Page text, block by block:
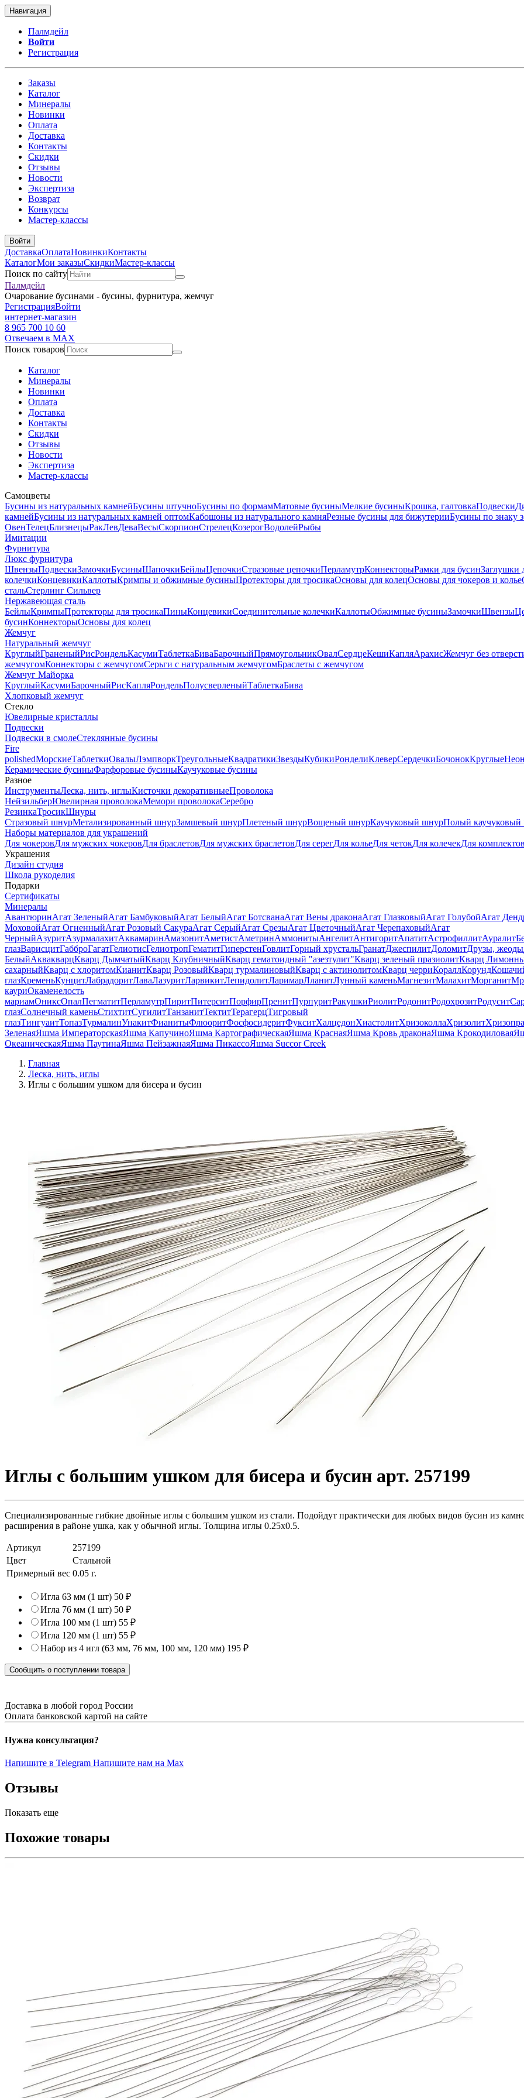
Навигация
Палмдейл
Войти
Регистрация
Заказы
Каталог
Минералы
Новинки
Оплата
Доставка
Контакты
Скидки
Отзывы
Новости
Экспертиза
Возврат
Конкурсы
Мастер-классы
Войти
ДоставкаОплатаНовинкиКонтакты
КаталогМои заказыСкидкиМастер-классы
Поиск по сайту
Палмдейл
Очарование бусинами - бусины, фурнитура, жемчуг
РегистрацияВойти
интернет-магазин
8 965 700 10 60
Отвечаем в MAX
Поиск товаров
Каталог
Минералы
Новинки
Оплата
Доставка
Контакты
Скидки
Отзывы
Новости
Экспертиза
Мастер-классы
Самоцветы
Бусины из натуральных камнейБусины штучноБусины по формамМатовые бусиныМелкие бусиныКрошка, галтовкаПодвески
камнейБусины из натуральных камней оптомКабошоны из натурального камняРезные бусины для бижутерииБусины по знаку
ОвенТелецБлизнецыРакЛевДеваВесыСкорпионСтрелецКозерогВодолейРыбы
Имитации
Фурнитура
Люкс фурнитура
ШвензыПодвескиЗамочкиБусиныШапочкиБейлыЦепочкиСтразовые цепочкиПерламутрКоннекторыРамки для бусинЗаглушки
колечкиКонцевикиКаллотыКримпы и обжимные бусиныПротекторы для тросикаОсновы для колецОсновы для чокеров и колье
стальСтерлинг Сильвер
Нержавеющая сталь
БейлыКримпыПротекторы для тросикаПиныКонцевикиСоединительные колечкиКаллотыОбжимные бусиныЗамочкиШвензы
бусинКоннекторыОсновы для колец
Жемчуг
Натуральный жемчуг
КруглыйГраненыйРисРондельКасумиТаблеткаБиваБарочныйПрямоугольникОвалСердцеКешиКапляАрахисЖемчуг без
жемчугомКоннекторы с жемчугомСерьги с натуральным жемчугомБраслеты с жемчугом
Жемчуг Майорка
КруглыйКасумиБарочныйРисКапляРондельПолусверленыйТаблеткаБива
Хлопковый жемчуг
Стекло
Ювелирные кристаллы
Подвески
Подвески в смолеСтеклянные бусины
Fire
polishedМорскиеТаблеткиОвалыЛэмпворкТреугольныеКвадратикиЗвездыКубикиРонделиКлеверСердечкиБочонокКруглые
Керамические бусиныФарфоровые бусиныКаучуковые бусины
Разное
ИнструментыЛеска, нить, иглыКисточки декоративныеПроволока
НейзильберЮвелирная проволокаМемори проволокаСеребро
РезинкаТросикШнуры
Стразовый шнурМетализированный шнурЗамшевый шнурПлетеный шнурВощеный шнурКаучуковый шнурПолый
Наборы материалов для украшений
Для чокеровДля мужских чокеровДля браслетовДля мужских браслетовДля серегДля кольеДля четокДля колечекДля
Украшения
Дизайн студия
Школа рукоделия
Подарки
Сертификаты
Минералы
АвантюринАгат ЗеленыйАгат БамбуковыйАгат БелыйАгат БотсванаАгат Вены драконаАгат ГлазковыйАгат ГолубойАгат
МоховойАгат ОгненныйАгат Розовый СакураАгат СерыйАгат СрезыАгат ЦветочныйАгат ЧерепаховыйАгат
ЧерныйАзуритАзурмалахитАквамаринАмазонитАметистАметринАммонитыАнгелитАнтигоритАпатитАстрофиллитАуралит
глазВарисцитГабброГагатГелиотисГелиотропГематитГиперстенГовлитГорный хрустальГранатДжеспилитДоломитДрузы, жеоды
БелыйАквакварцКварц ДымчатыйКварц КлубничныйКварц гематоидный "азезтулит"Кварц зеленый празиолитКварц
сахарныйКварц с хлоритомКианитКварц РозовыйКварц турмалиновыйКварц с актинолитомКварц черриКораллКорунд
глазКременьКунцитЛабрадоритЛаваЛазуритЛарвикитЛепидолитЛаримарЛланитЛунный каменьМагнезитМалахитМорганит
кауриОкаменелость
мариамОниксОпалПегматитПерламутрПиритПитерситПорфирПренитПурпуритРакушкиРиолитРодонитРодохрозитРодусит
глазСолнечный каменьСтихтитСугилитТанзанитТектитТерагерцТигровый
глазТингуаитТопазТурмалинУнакитФианитыФлюоритФосфосидеритФукситХалцедонХиастолитХризоколлаХризолит
ЗеленаяЯшма ИмператорскаяЯшма КапучиноЯшма КартографическаяЯшма КраснаяЯшма Кровь драконаЯшма Крокодиловая
ОкеаническаяЯшма ПаутинаЯшма ПейзажнаяЯшма ПикассоЯшма Succor Creek
Главная
Леска, нить, иглы
Иглы с большим ушком для бисера и бусин
Иглы с большим ушком для бисера и бусин арт. 257199
Специализированные гибкие двойные иглы с большим ушком из стали. Подойдут практически для любых видов бусин из
расширения в районе ушка, как у обычной иглы. Толщина иглы 0.25х0.5.
Артикул
257199
Цвет
Стальной
Примерный вес 0.05 г.
Игла 63 мм (1 шт) 50 ₽
Игла 76 мм (1 шт) 50 ₽
Игла 100 мм (1 шт) 55 ₽
Игла 120 мм (1 шт) 55 ₽
Набор из 4 игл (63 мм, 76 мм, 100 мм, 120 мм) 195 ₽
Сообщить о поступлении товара
Доставка в любой город России
Оплата банковской картой на сайте
Нужна консультация?
Напишите в Telegram Напишите нам на Max
Отзывы
Показать еще
Похожие товары